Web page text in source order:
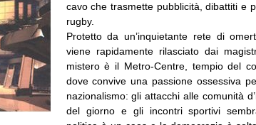
cavo che trasmette pubblicità, dibattiti e
rugby.
Protetto da un’inquietante rete di
viene rapidamente rilasciato dai
mistero è il Metro-Centre, tempio del
dove convive una passione ossessiva
nazionalismo: gli attacchi alle comunità
del giorno e gli incontri sportivi